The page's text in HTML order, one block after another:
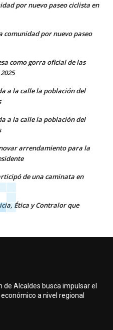
por nuevo paseo ciclista en
comunidad por nuevo paseo
como gorra oficial de las
a la calle la población del
a la calle la población del
arrendamiento para la
de una caminata en
Ética y Contralor que
de Alcaldes busca impulsar el
a nivel regional